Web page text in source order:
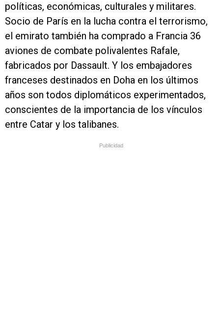
políticas, económicas, culturales y militares.
Socio de París en la lucha contra el terrorismo,
el emirato también ha comprado a Francia 36
aviones de combate polivalentes Rafale,
fabricados por Dassault. Y los embajadores
franceses destinados en Doha en los últimos
años son todos diplomáticos experimentados,
conscientes de la importancia de los vínculos
entre Catar y los talibanes.
Publicidad